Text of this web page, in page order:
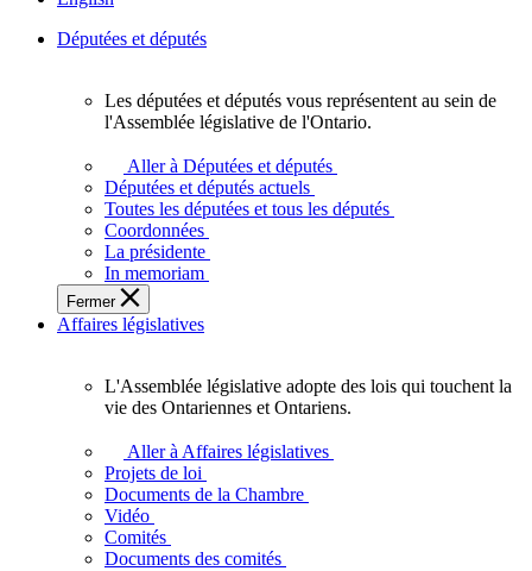
Députées et députés
députés
vous
représentent
sein
de
l'Assemblée
législative
l'Ontario.
Les députées et députés vous représentent au sein de
l'Assemblée législative de l'Ontario.
Aller à Députées et députés
Députées et députés actuels
Toutes les députées et tous les députés
Coordonnées
La présidente
In memoriam
Fermer
Affaires législatives
L'Assemblée
adopte
touchent
L'Assemblée législative adopte des lois qui touchent la
vie des Ontariennes et Ontariens.
Aller à Affaires législatives
Projets de loi
Documents de la Chambre
Vidéo
Comités
Documents des comités